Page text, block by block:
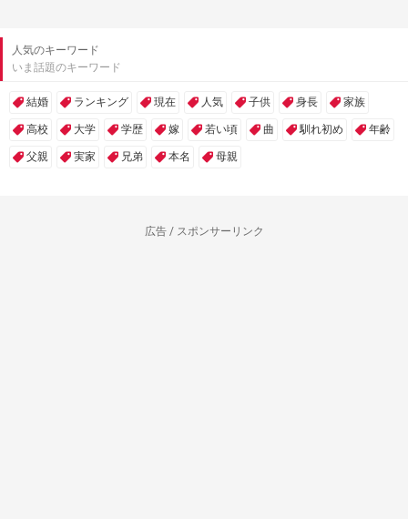
人気のキーワード
いま話題のキーワード
結婚 ランキング 現在 人気 子供 身長 家族
高校 大学 学歴 嫁 若い頃 曲 馴れ初め 年齢
父親 実家 兄弟 本名 母親
広告 / スポンサーリンク